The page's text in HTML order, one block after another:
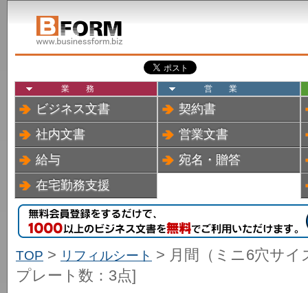
業務
ビジネス文書
社内文書
給与
在宅勤務支援
営業
契約書
営業文書
宛名・贈答
TOP > リフィルシート > 月間（ミニ6穴サ
プレート数：3点]